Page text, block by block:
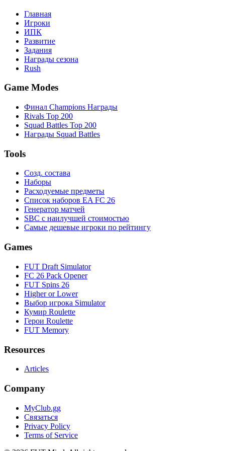
Главная
Игроки
ИПК
Развитие
Задания
Награды сезона
Rush
Game Modes
Финал Champions Награды
Rivals Top 200
Squad Battles Top 200
Награды Squad Battles
Tools
Созд. состава
Наборы
Расходуемые предметы
Список наборов EA FC 26
Генератор матчей
SBC с наилучшей стоимостью
Самые дешевые игроки по рейтингу
Games
FUT Draft Simulator
FC 26 Pack Opener
FUT Spins 26
Higher or Lower
Выбор игрока Simulator
Кумир Roulette
Герои Roulette
FUT Memory
Resources
Articles
Company
MyClub.gg
Связаться
Privacy Policy
Terms of Service